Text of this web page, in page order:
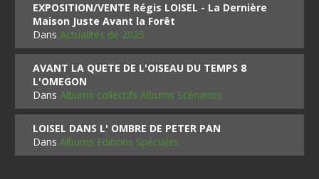
EXPOSITION/VENTE Régis LOISEL - La Dernière
Maison Juste Avant la Forêt
DansActualités de 2025
AVANT LA QUETE DE L'OISEAU DU TEMPS 8
L'OMEGON
DansAlbums collectifs Albums Scénarios
LOISEL DANS L' OMBRE DE PETER PAN
DansAlbums Editions Spéciales